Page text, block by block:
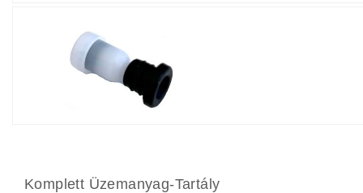
Komplett Üzemanyag-Tartály